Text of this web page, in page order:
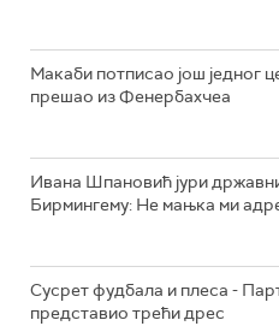
Макаби потписао још једног
прешао из Фенербахчеа
Ивана Шпановић јури
Бирмингему: Не мањка ми
Сусрет фудбала и плеса -
представио трећи дрес